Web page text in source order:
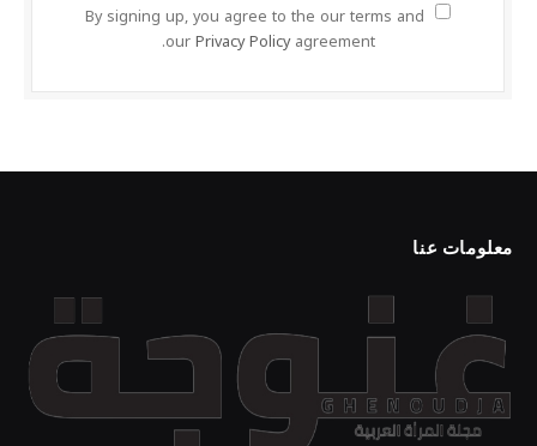
By signing up, you agree to the our terms and
ourPrivacy Policyagreement.
معلومات عنا